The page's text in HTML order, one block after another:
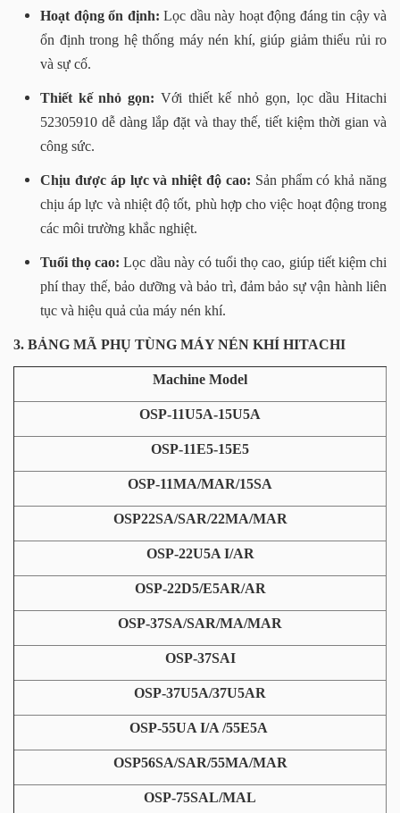
Hoạt động ổn định: Lọc dầu này hoạt động đáng tin cậy và
ổn định trong hệ thống máy nén khí, giúp giảm thiểu rủi ro
và sự cố.
Thiết kế nhỏ gọn: Với thiết kế nhỏ gọn, lọc dầu Hitachi
52305910 dễ dàng lắp đặt và thay thế, tiết kiệm thời gian và
công sức.
Chịu được áp lực và nhiệt độ cao: Sản phẩm có khả năng
chịu áp lực và nhiệt độ tốt, phù hợp cho việc hoạt động trong
các môi trường khắc nghiệt.
Tuổi thọ cao: Lọc dầu này có tuổi thọ cao, giúp tiết kiệm chi
phí thay thế, bảo dưỡng và bảo trì, đảm bảo sự vận hành liên
tục và hiệu quả của máy nén khí.
3. BẢNG MÃ PHỤ TÙNG MÁY NÉN KHÍ HITACHI
Machine Model
OSP-11U5A-15U5A
OSP-11E5-15E5
OSP-11MA/MAR/15SA
OSP22SA/SAR/22MA/MAR
OSP-22U5A I/AR
OSP-22D5/E5AR/AR
OSP-37SA/SAR/MA/MAR
OSP-37SAI
OSP-37U5A/37U5AR
OSP-55UA I/A /55E5A
OSP56SA/SAR/55MA/MAR
OSP-75SAL/MAL